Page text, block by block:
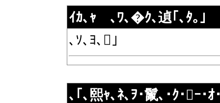
ｲｶ､ｬ ､ﾜ､�ｸ､遉｢､ﾀ｡｣
､ｿ､ﾖ､｣
､｢､熙ｬ､ﾈ､ｦ･鬣､･ｸ･